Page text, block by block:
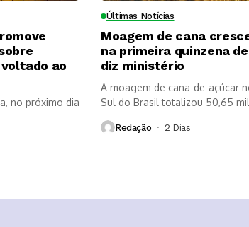
ao
no próximo dia
Últimas Notícias
Moagem de cana
na primeira quinzena
diz ministério
A moagem de cana-de-açúcar
Sul do Brasil totalizou 50,65
Redação 2 Dias ⁮